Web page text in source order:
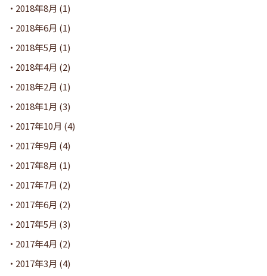
2018年8月 (1)
2018年6月 (1)
2018年5月 (1)
2018年4月 (2)
2018年2月 (1)
2018年1月 (3)
2017年10月 (4)
2017年9月 (4)
2017年8月 (1)
2017年7月 (2)
2017年6月 (2)
2017年5月 (3)
2017年4月 (2)
2017年3月 (4)